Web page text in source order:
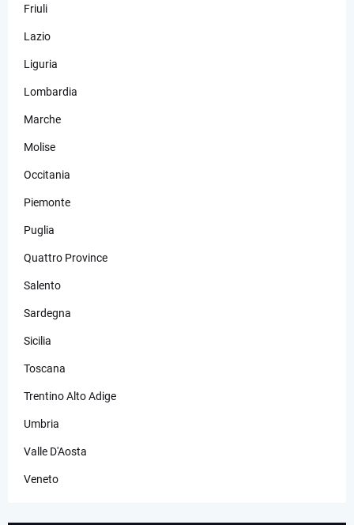
Friuli
Lazio
Liguria
Lombardia
Marche
Molise
Occitania
Piemonte
Puglia
Quattro Province
Salento
Sardegna
Sicilia
Toscana
Trentino Alto Adige
Umbria
Valle D'Aosta
Veneto